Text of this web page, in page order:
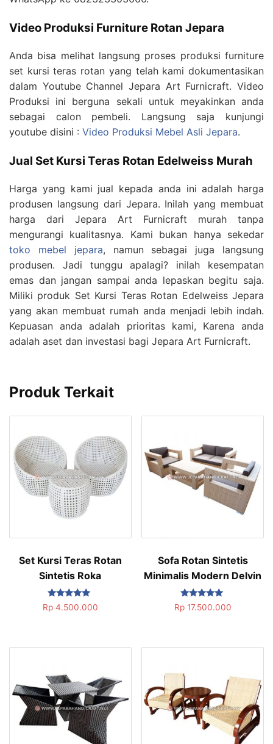
Video Produksi Furniture Rotan Jepara
Anda bisa melihat langsung proses produksi furniture
set kursi teras rotan yang telah kami dokumentasikan
dalam Youtube Channel Jepara Art Furnicraft. Video
Produksi ini berguna sekali untuk meyakinkan anda
sebagai calon pembeli. Langsung saja kunjungi
youtube disini : Video Produksi Mebel Asli Jepara.
Jual Set Kursi Teras Rotan Edelweiss Murah
Harga yang kami jual kepada anda ini adalah harga
produsen langsung dari Jepara. Inilah yang membuat
harga dari Jepara Art Furnicraft murah tanpa
mengurangi kualitasnya. Kami bukan hanya sekedar
toko mebel jepara, namun sebagai juga langsung
produsen. Jadi tunggu apalagi? inilah kesempatan
emas dan jangan sampai anda lepaskan begitu saja.
Miliki produk Set Kursi Teras Rotan Edelweiss Jepara
yang akan membuat rumah anda menjadi lebih indah.
Kepuasan anda adalah prioritas kami, Karena anda
adalah aset dan investasi bagi Jepara Art Furnicraft.
Produk Terkait
Set Kursi Teras Rotan
Sintetis Roka
Dinilai
5.00
Rp4.500.000
Sofa Rotan Sintetis
Minimalis Modern Delvin
Dinilai
5.00
Rp17.500.000